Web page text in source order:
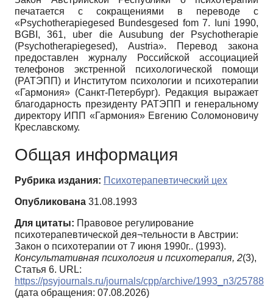
печатается с сокращениями в переводе с
«Psychotherapiegesed Bundesgesed fom 7. Iuni 1990,
BGBI, 361, uber die Ausubung der Psychotherapie
(Psychotherapiegesed), Austria». Перевод закона
предоставлен журналу Российской ассоциацией
телефонов экстренной психологической помощи
(РАТЭПП) и Институтом психологии и психотерапии
«Гармония» (Санкт-Петербург). Редакция выражает
благодарность президенту РАТЭПП и генеральному
директору ИПП «Гармония» Евгению Соломоновичу
Креславскому.
Общая информация
Рубрика издания: Психотерапевтический цех
Опубликована 31.08.1993
Для цитаты: Правовое регулирование
психотерапевтической дея¬тельности в Австрии:
Закон о психотерапии от 7 июня 1990г.. (1993).
Консультативная психология и психотерапия, 2(3),
Статья 6. URL:
https://psyjournals.ru/journals/cpp/archive/1993_n3/25788
(дата обращения: 07.08.2026)